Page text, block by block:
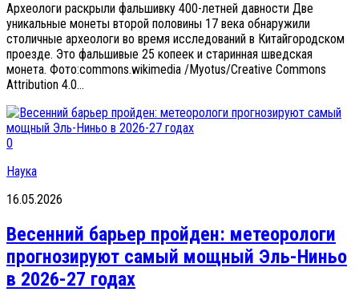
Археологи раскрыли фальшивку 400-летней давности Две
уникальные монеты второй половины 17 века обнаружили
столичные археологи во время исследований в Китайгородском
проезде. Это фальшивые 25 копеек и старинная шведская
монета. Фото:commons.wikimedia /Myotus/Creative Commons
Attribution 4.0...
0
Наука
16.05.2026
Весенний барьер пройден: метеорологи
прогнозируют самый мощный Эль-Ниньо
в 2026-27 годах